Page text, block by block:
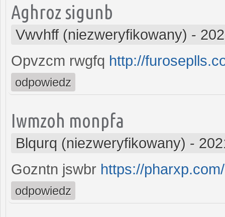
Aghroz sigunb
Vwvhff (niezweryfikowany) -
Opvzcm rwgfq http://
odpowiedz
Iwmzoh monpfa
Blqurq (niezweryfikowany) -
Gozntn jswbr https://pharxp.com/
odpowiedz